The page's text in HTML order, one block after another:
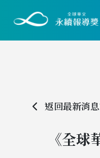
返回最新消
《全